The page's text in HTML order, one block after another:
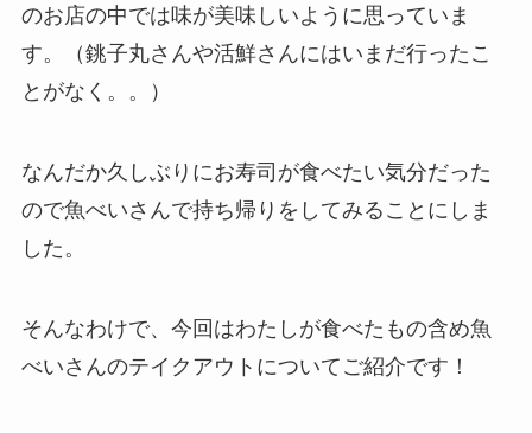
のお店の中では味が美味しいように思っていま
す。（銚子丸さんや活鮮さんにはいまだ行ったこ
とがなく。。）
なんだか久しぶりにお寿司が食べたい気分だった
ので魚べいさんで持ち帰りをしてみることにしま
した。
そんなわけで、今回はわたしが食べたもの含め魚
べいさんのテイクアウトについてご紹介です！